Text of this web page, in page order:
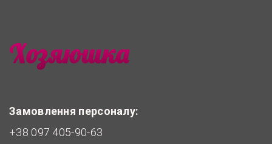
Замовлення персоналу:
+38 097 405-90-63